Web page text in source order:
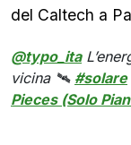
del Caltech a
@typo_ita
vicina 🛰️ #solare
Pieces (Solo